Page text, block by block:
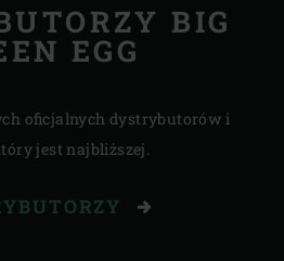
BIG
EGG
oficjalnych dystrybutorów i
jest najbliższej.